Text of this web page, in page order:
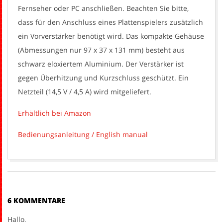
Fernseher oder PC anschließen. Beachten Sie bitte,
dass für den Anschluss eines Plattenspielers zusätzlich
ein Vorverstärker benötigt wird. Das kompakte Gehäuse
(Abmessungen nur 97 x 37 x 131 mm) besteht aus
schwarz eloxiertem Aluminium. Der Verstärker ist
gegen Überhitzung und Kurzschluss geschützt. Ein
Netzteil (14,5 V / 4,5 A) wird mitgeliefert.
Erhältlich bei Amazon
Bedienungsanleitung / English manual
6 KOMMENTARE
Hallo,